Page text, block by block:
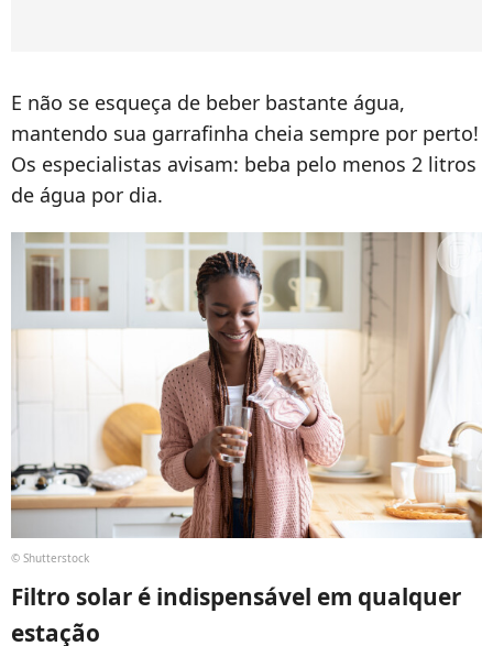
E não se esqueça de beber bastante água,
mantendo sua garrafinha cheia sempre por perto!
Os especialistas avisam: beba pelo menos 2 litros
de água por dia.
© Shutterstock
Filtro solar é indispensável em qualquer
estação